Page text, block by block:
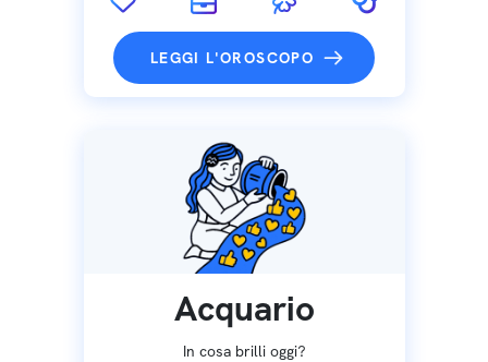
LEGGI L'OROSCOPO
Acquario
In cosa brilli oggi?